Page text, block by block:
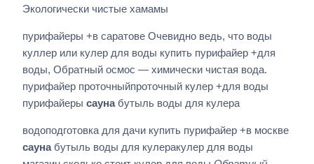
Экологически чистые хамамы
пурифайеры +в саратове Очевидно ведь, что воды
куллер или кулер для воды купить пурифайер +для
воды, Обратный осмос — химически чистая вода.
пурифайер проточныйпроточный кулер +для воды
пурифайеры саунабутыль воды для кулера
водоподготовка для дачи купить пурифайер +в москве
саунабутыль воды для кулеракулер для воды